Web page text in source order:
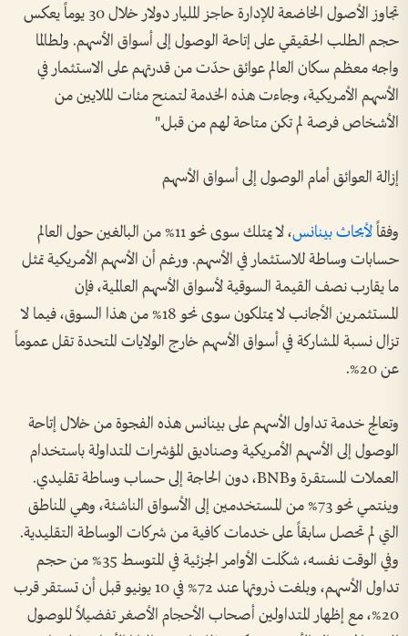
تجاوز الأصول الخاضعة للإدارة حاجز المليار دولار خلال 30 يوماً يعكس
حجم الطلب الحقيقي على إتاحة الوصول إلى أسواق الأسهم. ولطالما
واجه معظم سكان العالم عوائق حدّت من قدرتهم على الاستثمار في
الأسهم الأمريكية، وجاءت هذه الخدمة لتمنح مئات الملايين من
الأشخاص فرصة لم تكن متاحة لهم من قبل."
إزالة العوائق أمام الوصول إلى أسواق الأسهم
وفقاًلأبحاث بينانس
، لا يمتلك سوى نحو 11% من البالغين حول العالم
حسابات وساطة للاستثمار في الأسهم. ورغم أن الأسهم الأمريكية تمثل
ما يقارب نصف القيمة السوقية لأسواق الأسهم العالمية، فإن
المستثمرين الأجانب لا يمتلكون سوى نحو 18% من هذا السوق، فيما لا
تزال نسبة المشاركة في أسواق الأسهم خارج الولايات المتحدة تقل عموماً
عن 20%.
وتعالج خدمة تداول الأسهم على بينانس هذه الفجوة من خلال إتاحة
الوصول إلى الأسهم الأمريكية وصناديق المؤشرات المتداولة باستخدام
العملات المستقرة وBNB، دون الحاجة إلى حساب وساطة تقليدي.
وينتمي نحو 73% من المستخدمين إلى الأسواق الناشئة، وهي المناطق
التي لم تحصل سابقاً على خدمات كافية من شركات الوساطة التقليدية.
وفي الوقت نفسه، شكّلت الأوامر الجزئية في المتوسط 35% من حجم
تداول الأسهم، وبلغت ذروتها عند 72% في 10 يونيو قبل أن تستقر قرب
20%، مع إظهار المتداولين أصحاب الأحجام الأصغر تفضيلاً للوصول